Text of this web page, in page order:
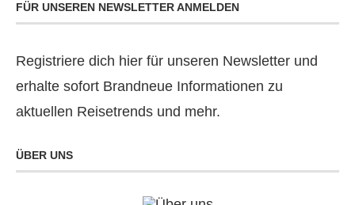
FÜR UNSEREN NEWSLETTER ANMELDEN
Registriere dich hier für unseren Newsletter und
erhalte sofort Brandneue Informationen zu
aktuellen Reisetrends und mehr.
ÜBER UNS